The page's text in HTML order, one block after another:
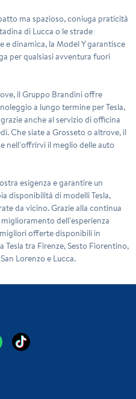
ma spazioso, coniuga praticità
di Lucca o le strade
e dinamica, la Model Y garantisce
per qualsiasi avventura fuori
il Gruppo Brandini offre
a lungo termine per Tesla,
anche al servizio di officina
Che siate a Grosseto o altrove, il
nell'offrirvi il meglio delle auto
esigenza e garantire un
disponibilità di modelli Tesla,
da vicino. Grazie alla continua
dell'esperienza
offerte disponibili in
Tesla tra Firenze, Sesto Fiorentino,
Lorenzo e Lucca.